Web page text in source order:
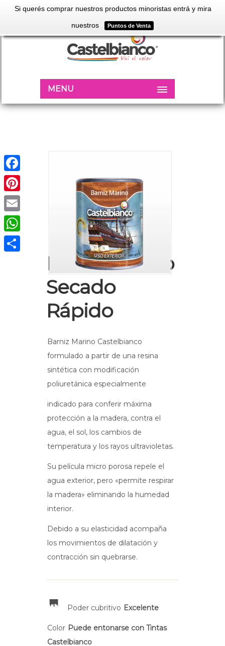
Si querés comprar nuestros productos minoristas entrá y mira
nuestros Puntos de Venta
MENU
Barniz Marino
Secado
Rápido
Barniz Marino Castelbianco
formulado a partir de una resina
sintética con modificación
poliuretánica especialmente
indicado para conferir máxima
protección a la madera, contra el
agua, el sol, los cambios de
temperatura y los rayos ultravioletas.
Su película micro porosa repele el
agua exterior, pero «permite respirar
la madera» eliminando la humedad
interior.
Debido a su elasticidad acompaña
los movimientos de dilatación y
contracción sin quebrarse.
Poder cubritivo Excelente
Color Puede entonarse con Tintas
Castelbianco
Facebook
Pinterest
Email
WhatsApp